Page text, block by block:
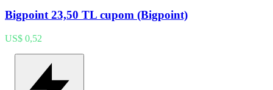
Bigpoint 23,50 TL cupom (Bigpoint)
US$ 0,52